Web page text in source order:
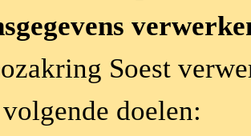
Soest
doelen: